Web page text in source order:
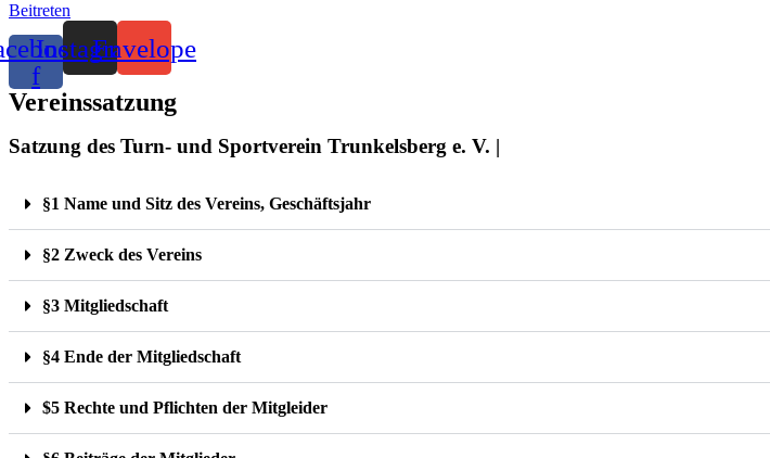
Beitreten
f
InstagramEnvelope
Vereinssatzung
Satzung des Turn- und Sportverein Trunkelsberg e. V. |
§1 Name und Sitz des Vereins, Geschäftsjahr
§2 Zweck des Vereins
§3 Mitgliedschaft
§4 Ende der Mitgliedschaft
$5 Rechte und Pflichten der Mitgleider